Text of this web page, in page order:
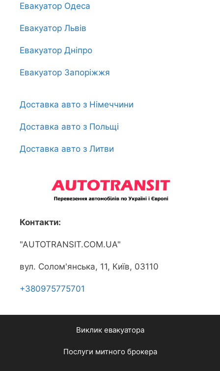
Евакуатор Одеса
Евакуатор Львів
Евакуатор Дніпро
Евакуатор Запоріжжя
Доставка авто з Німеччини
Доставка авто з Польщі
Доставка авто з Литви
Контакти:
"AUTOTRANSIT.COM.UA"
вул. Солом'янська, 11, Київ, 03110
+380975775701
Виклик евакуатора
Послуги митного брокера